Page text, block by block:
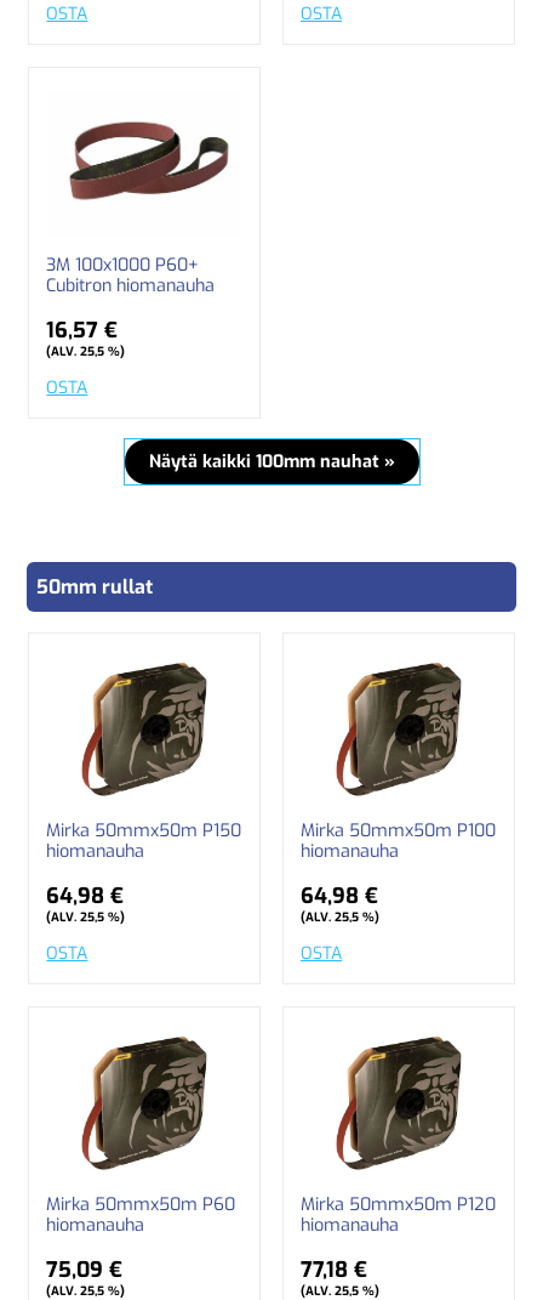
OSTA OSTA
3M 100x1000 P60+
Cubitron hiomanauha
16,57 €
(ALV. 25,5 %)
OSTA
Näytä kaikki 100mm nauhat »
50mm rullat
Mirka 50mmx50m P150
hiomanauha
64,98 €
(ALV. 25,5 %)
OSTA
Mirka 50mmx50m P100
hiomanauha
64,98 €
(ALV. 25,5 %)
OSTA
Mirka 50mmx50m P60
hiomanauha
75,09 €
(ALV. 25,5 %)
Mirka 50mmx50m P120
hiomanauha
77,18 €
(ALV. 25,5 %)